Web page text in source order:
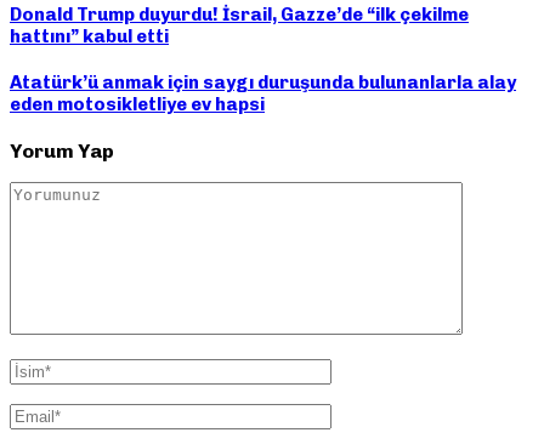
Donald Trump duyurdu! İsrail, Gazze’de “ilk çekilme
hattını” kabul etti
Atatürk’ü anmak için saygı duruşunda bulunanlarla alay
eden motosikletliye ev hapsi
Yorum Yap